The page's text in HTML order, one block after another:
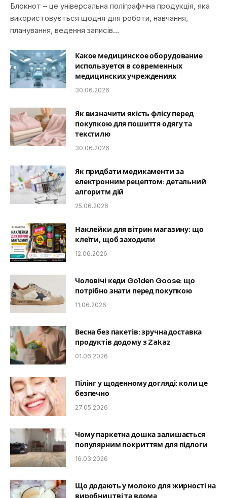
Блокнот – це універсальна поліграфічна продукція, яка
використовується щодня для роботи, навчання,
планування, ведення записів…
Какое медицинское оборудование
используется в современных
медицинских учреждениях
30.06.2026
Як визначити якість флісу перед
покупкою для пошиття одягу та
текстилю
30.06.2026
Як придбати медикаменти за
електронним рецептом: детальний
алгоритм дій
25.06.2026
Наклейки для вітрин магазину: що
клеїти, щоб заходили
12.06.2026
Чоловічі кеди Golden Goose: що
потрібно знати перед покупкою
11.06.2026
Весна без пакетів: зручна доставка
продуктів додому з Zakaz
01.06.2026
Пілінг у щоденному догляді: коли це
безпечно
27.05.2026
Чому паркетна дошка залишається
популярним покриттям для підлоги
16.03.2026
Що додають у молоко для жирності на
виробництві та вдома